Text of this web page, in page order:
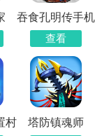
吞食孔明传手机
版
查看
村 塔防镇魂师